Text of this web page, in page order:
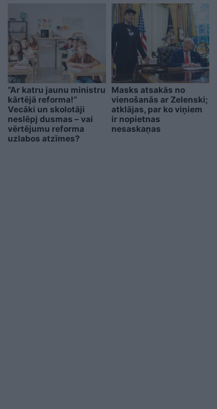
“Ar katru jaunu ministru
kārtējā reforma!”
Vecāki un skolotāji
neslēpj dusmas – vai
vērtējumu reforma
uzlabos atzīmes?
Masks atsakās no
vienošanās ar Zelenski;
atklājas, par ko viņiem
ir nopietnas
nesaskaņas